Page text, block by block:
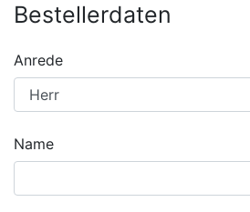
Bestellerdaten
Anrede
Name